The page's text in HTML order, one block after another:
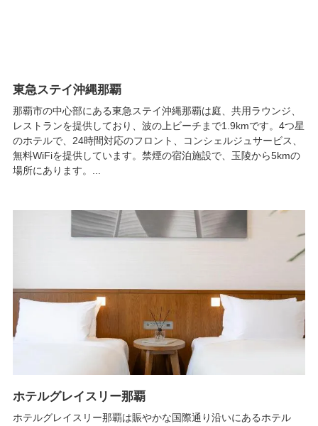
東急ステイ沖縄那覇
那覇市の中心部にある東急ステイ沖縄那覇は庭、共用ラウンジ、
レストランを提供しており、波の上ビーチまで1.9kmです。4つ星
のホテルで、24時間対応のフロント、コンシェルジュサービス、
無料WiFiを提供しています。禁煙の宿泊施設で、玉陵から5kmの
場所にあります。...
ホテルグレイスリー那覇
ホテルグレイスリー那覇は賑やかな国際通り沿いにあるホテル